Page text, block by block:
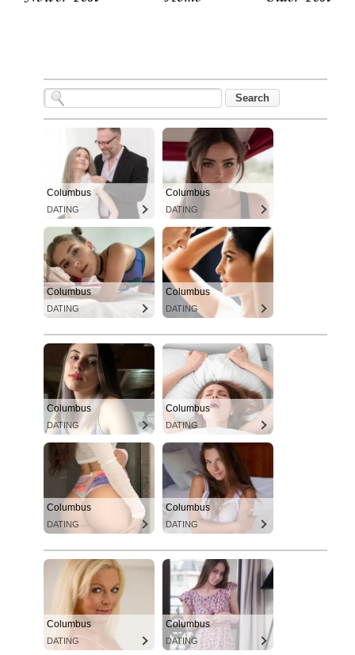
Columbus
DATING
Columbus
DATING
Columbus
DATING
Columbus
DATING
Columbus
DATING
Columbus
DATING
Columbus
DATING
Columbus
DATING
Columbus
DATING
Columbus
DATING